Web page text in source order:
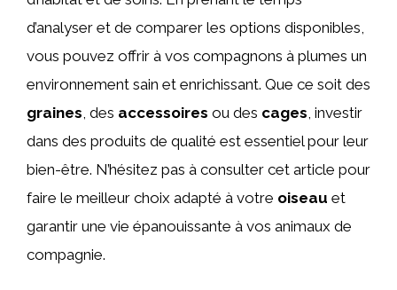
d’analyser et de comparer les options disponibles,
vous pouvez offrir à vos compagnons à plumes un
environnement sain et enrichissant. Que ce soit des
graines, des accessoires ou des cages, investir
dans des produits de qualité est essentiel pour leur
bien-être. N’hésitez pas à consulter cet article pour
faire le meilleur choix adapté à votre oiseau et
garantir une vie épanouissante à vos animaux de
compagnie.